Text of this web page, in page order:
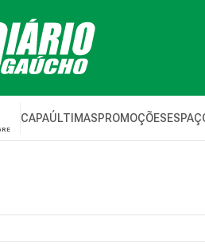
CAPAÚLTIMASPROMOÇÕES